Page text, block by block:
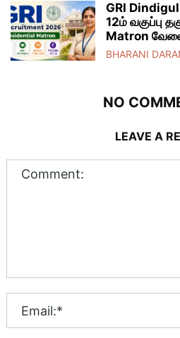
GRI
12ம் வகுப்பு
Matron
BHARANI
NO
LEAVE A